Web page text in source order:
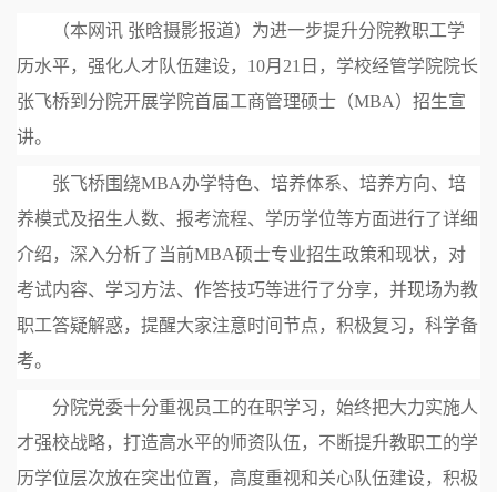
（本网讯 张晗摄影报道）为进一步提升分院教职工学
历水平，强化人才队伍建设，10月21日，学校经管学院院长
张飞桥到分院开展学院首届工商管理硕士（MBA）招生宣
讲。
张飞桥围绕MBA办学特色、培养体系、培养方向、培
养模式及招生人数、报考流程、学历学位等方面进行了详细
介绍，深入分析了当前MBA硕士专业招生政策和现状，对
考试内容、学习方法、作答技巧等进行了分享，并现场为教
职工答疑解惑，提醒大家注意时间节点，积极复习，科学备
考。
分院党委十分重视员工的在职学习，始终把大力实施人
才强校战略，打造高水平的师资队伍，不断提升教职工的学
历学位层次放在突出位置，高度重视和关心队伍建设，积极